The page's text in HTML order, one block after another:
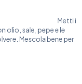
Metti i
olio, sale, pepe e le
Mescola bene per